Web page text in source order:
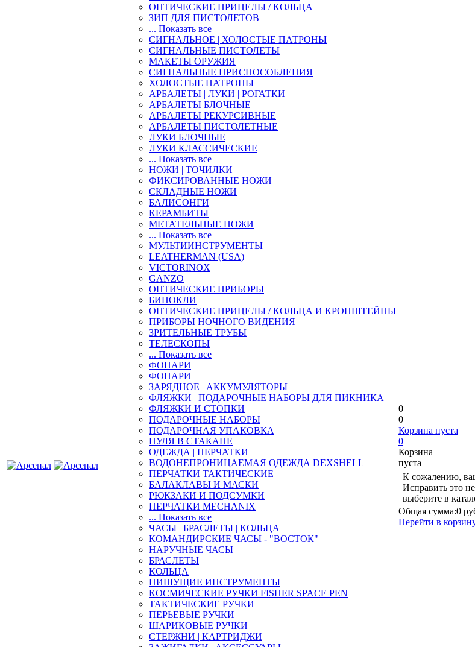
ОПТИЧЕСКИЕ ПРИЦЕЛЫ / КОЛЬЦА
ЗИП ДЛЯ ПИСТОЛЕТОВ
... Показать все
СИГНАЛЬНОЕ | ХОЛОСТЫЕ ПАТРОНЫ
СИГНАЛЬНЫЕ ПИСТОЛЕТЫ
МАКЕТЫ ОРУЖИЯ
СИГНАЛЬНЫЕ ПРИСПОСОБЛЕНИЯ
ХОЛОСТЫЕ ПАТРОНЫ
АРБАЛЕТЫ | ЛУКИ | РОГАТКИ
АРБАЛЕТЫ БЛОЧНЫЕ
АРБАЛЕТЫ РЕКУРСИВНЫЕ
АРБАЛЕТЫ ПИСТОЛЕТНЫЕ
ЛУКИ БЛОЧНЫЕ
ЛУКИ КЛАССИЧЕСКИЕ
... Показать все
НОЖИ | ТОЧИЛКИ
ФИКСИРОВАННЫЕ НОЖИ
СКЛАДНЫЕ НОЖИ
БАЛИСОНГИ
КЕРАМБИТЫ
МЕТАТЕЛЬНЫЕ НОЖИ
... Показать все
МУЛЬТИИНСТРУМЕНТЫ
LEATHERMAN (USA)
VICTORINOX
GANZO
ОПТИЧЕСКИЕ ПРИБОРЫ
БИНОКЛИ
ОПТИЧЕСКИЕ ПРИЦЕЛЫ / КОЛЬЦА И КРОНШТЕЙНЫ
ПРИБОРЫ НОЧНОГО ВИДЕНИЯ
ЗРИТЕЛЬНЫЕ ТРУБЫ
ТЕЛЕСКОПЫ
... Показать все
ФОНАРИ
ФОНАРИ
ЗАРЯДНОЕ | АККУМУЛЯТОРЫ
ФЛЯЖКИ | ПОДАРОЧНЫЕ НАБОРЫ ДЛЯ ПИКНИКА
ФЛЯЖКИ И СТОПКИ
ПОДАРОЧНЫЕ НАБОРЫ
ПОДАРОЧНАЯ УПАКОВКА
ПУЛЯ В СТАКАНЕ
ОДЕЖДА | ПЕРЧАТКИ
ВОДОНЕПРОНИЦАЕМАЯ ОДЕЖДА DEXSHELL
ПЕРЧАТКИ ТАКТИЧЕСКИЕ
БАЛАКЛАВЫ И МАСКИ
РЮКЗАКИ И ПОДСУМКИ
ПЕРЧАТКИ MECHANIX
... Показать все
ЧАСЫ | БРАСЛЕТЫ | КОЛЬЦА
КОМАНДИРСКИЕ ЧАСЫ - "ВОСТОК"
НАРУЧНЫЕ ЧАСЫ
БРАСЛЕТЫ
КОЛЬЦА
ПИШУЩИЕ ИНСТРУМЕНТЫ
КОСМИЧЕСКИЕ РУЧКИ FISHER SPACE PEN
ТАКТИЧЕСКИЕ РУЧКИ
ПЕРЬЕВЫЕ РУЧКИ
ШАРИКОВЫЕ РУЧКИ
СТЕРЖНИ | КАРТРИДЖИ
0
0
Корзина пуста
0
Корзина
пуста
К сожалению,
Исправить это
выберите в
Общая сумма:0
Перейти в